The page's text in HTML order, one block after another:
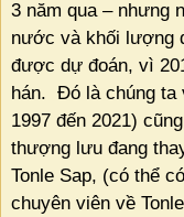
3 năm qua – nhưng
nước và khối lượng
được dự đoán, vì
hán. Đó là chúng ta
1997 đến 2021)
thượng lưu đang
Tonle Sap, (có thể
chuyên viên về